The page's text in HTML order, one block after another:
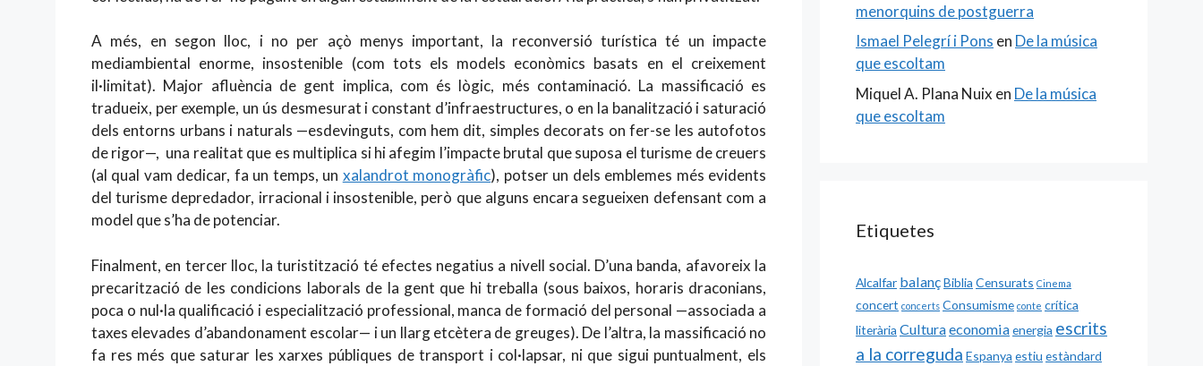
A més, en segon lloc, i no per açò menys important, la reconversió turística té un impacte
mediambiental enorme, insostenible (com tots els models econòmics basats en el creixement
il·limitat). Major afluència de gent implica, com és lògic, més contaminació. La massificació es
tradueix, per exemple, un ús desmesurat i constant d’infraestructures, o en la banalització i saturació
dels entorns urbans i naturals —esdevinguts, com hem dit, simples decorats on fer-se les autofotos
de rigor—, una realitat que es multiplica si hi afegim l’impacte brutal que suposa el turisme de creuers
(al qual vam dedicar, fa un temps, un xalandrot monogràfic), potser un dels emblemes més evidents
del turisme depredador, irracional i insostenible, però que alguns encara segueixen defensant com a
model que s’ha de potenciar.
Finalment, en tercer lloc, la turistització té efectes negatius a nivell social. D’una banda, afavoreix la
precarització de les condicions laborals de la gent que hi treballa (sous baixos, horaris draconians,
poca o nul·la qualificació i especialització professional, manca de formació del personal —associada a
taxes elevades d’abandonament escolar— i un llarg etcètera de greuges). De l’altra, la massificació no
fa res més que saturar les xarxes públiques de transport i col·lapsar, ni que sigui puntualment, els
menorquins de postguerra
Ismael Pelegrí i Pons en De la música
que escoltam
Miquel A. Plana Nuix en De la música
que escoltam
Etiquetes
Alcalfar balançBiblia Censurats Cinema
concert concerts Consumisme conte crítica
literària Culturaeconomiaenergia escrits
a la correguda Espanya estiu estàndard